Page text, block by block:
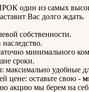
один из самых
Вас долго ждать.
собственности.
минимального
сроки.
максимально удобные
цене: оставьте свою -
акцию мы берем на